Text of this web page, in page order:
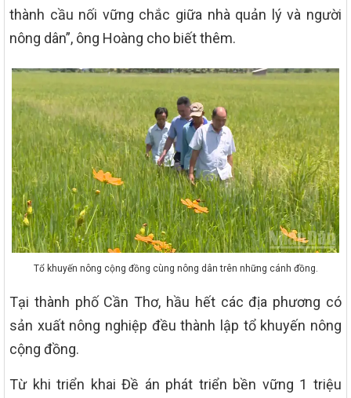
thành cầu nối vững chắc giữa nhà quản lý và người
nông dân”, ông Hoàng cho biết thêm.
Tổ khuyến nông cộng đồng cùng nông dân trên những cánh đồng.
Tại thành phố Cần Thơ, hầu hết các địa phương có
sản xuất nông nghiệp đều thành lập tổ khuyến nông
cộng đồng.
Từ khi triển khai Đề án phát triển bền vững 1 triệu